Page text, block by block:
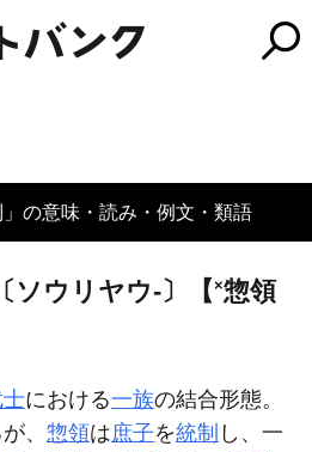
」の意味・読み・例文・類語
ソウリヤウ‐〕【 ×惣領
における一族の結合形態。
、 惣領は庶子を統制 し、一